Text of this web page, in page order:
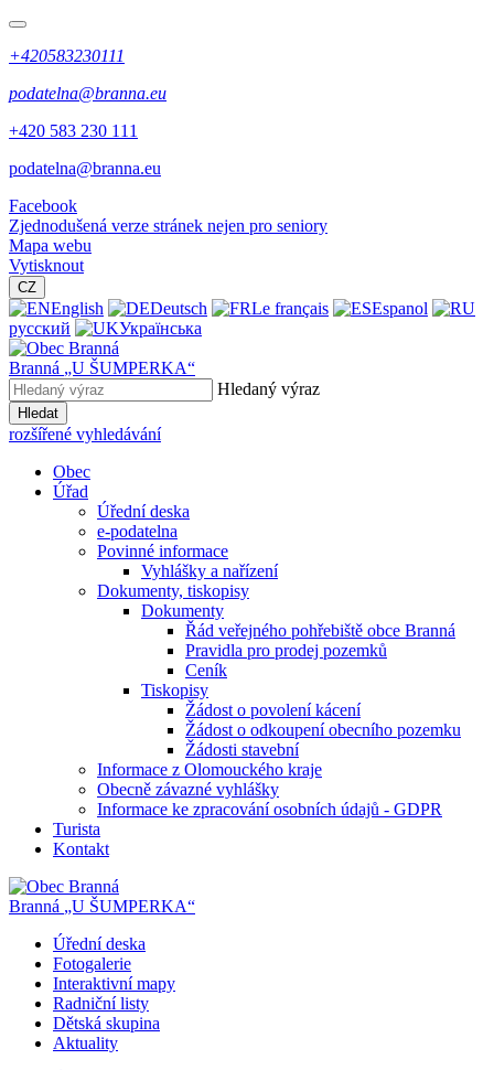
+420583230111
podatelna@branna.eu
+420 583 230 111
podatelna@branna.eu
Facebook
Zjednodušená verze stránek nejen pro seniory
Mapa webu
Vytisknout
CZ
English Deutsch Le français
Espanol
русский
Українська
Branná „U ŠUMPERKA“
Hledaný výraz
Hledat
rozšířené vyhledávání
Obec
Úřad
Úřední deska
e-podatelna
Povinné informace
Vyhlášky a nařízení
Dokumenty, tiskopisy
Dokumenty
Řád veřejného pohřebiště obce Branná
Pravidla pro prodej pozemků
Ceník
Tiskopisy
Žádost o povolení kácení
Žádost o odkoupení obecního pozemku
Žádosti stavební
Informace z Olomouckého kraje
Obecně závazné vyhlášky
Informace ke zpracování osobních údajů - GDPR
Turista
Kontakt
Branná „U ŠUMPERKA“
Úřední deska
Fotogalerie
Interaktivní mapy
Radniční listy
Dětská skupina
Aktuality